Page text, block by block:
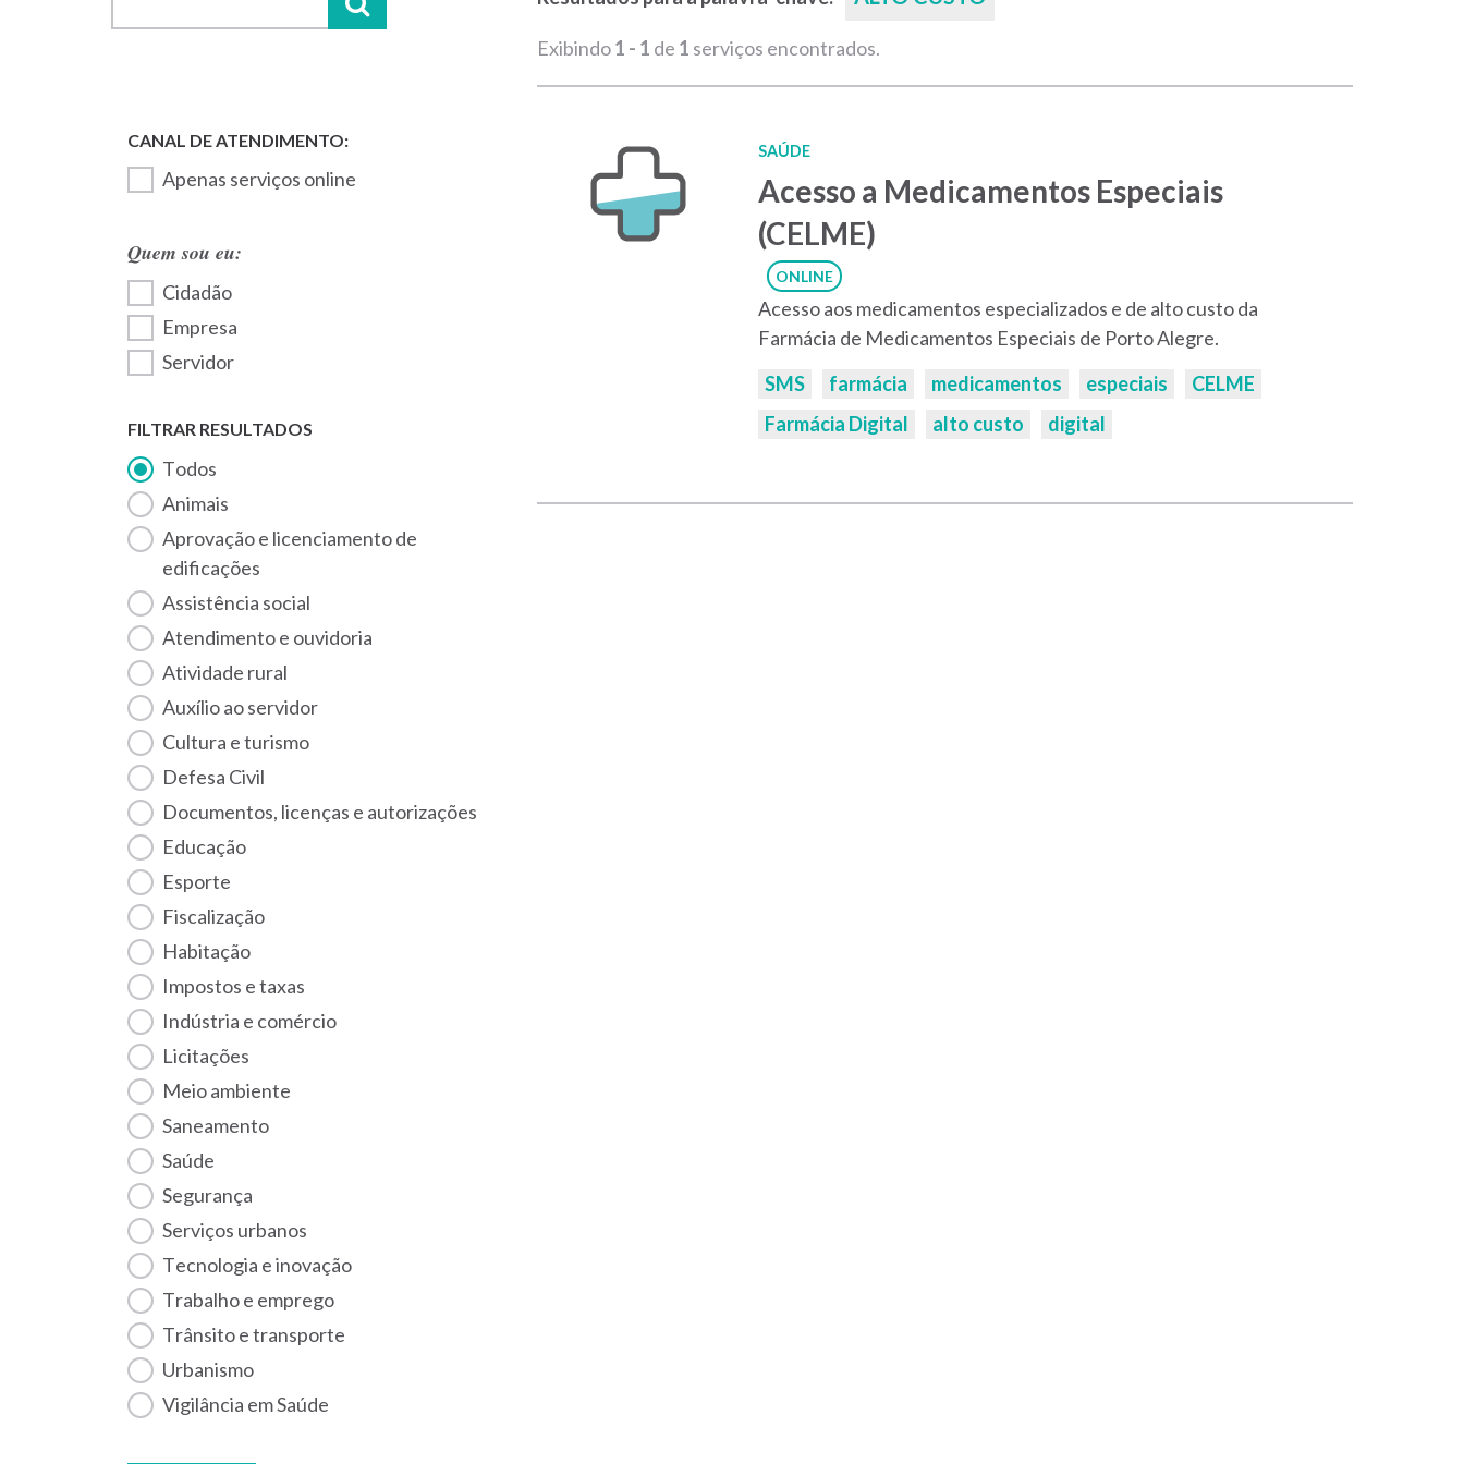
Apenas serviços online
Quem sou eu:
Cidadão
Empresa
Servidor
FILTRAR RESULTADOS
Todos
Animais
Aprovação e licenciamento de
edificações
Assistência social
Atendimento e ouvidoria
Atividade rural
Auxílio ao servidor
Cultura e turismo
Defesa Civil
Documentos, licenças e autorizações
Educação
Esporte
Fiscalização
habitação
Impostos e taxas
Indústria e comércio
Licitações
Meio ambiente
Saneamento
Saúde
Segurança
Serviços urbanos
Tecnologia e inovação
Trabalho e emprego
Trânsito e transporte
Urbanismo
Vigilância em Saúde
Exibindo1 - 1 de 1 serviços encontrados.
SAÚDE
Acesso a Medicamentos Especiais
(CELME)
ONLINE
Acesso aos medicamentos especializados e de alto custo da
Farmácia de Medicamentos Especiais de Porto Alegre.
Palavras-
chaves:
SMS farmácia medicamentos especiais
CELME
Farmácia Digital
alto custo digital